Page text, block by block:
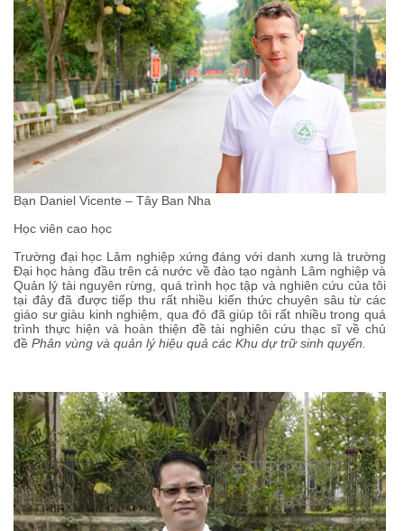
Bạn Daniel Vicente – Tây Ban Nha
Học viên cao học
Trường đại học Lâm nghiệp xứng đáng với danh xưng là trường
Đại học hàng đầu trên cả nước về đào tạo ngành Lâm nghiệp và
Quản lý tài nguyên rừng, quá trình học tập và nghiên cứu của tôi
tại đây đã được tiếp thu rất nhiều kiến thức chuyên sâu từ các
giáo sư giàu kinh nghiệm, qua đó đã giúp tôi rất nhiều trong quá
trình thực hiện và hoàn thiện đề tài nghiên cứu thạc sĩ về chủ
đề Phân vùng và quản lý hiệu quả các Khu dự trữ sinh quyển.